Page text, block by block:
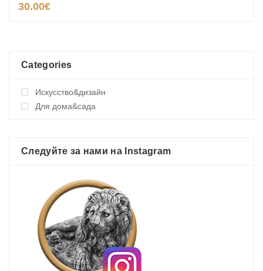
30.00€
Categories
Искусство&дизайн
Для дома&сада
Следуйте за нами на Instagram